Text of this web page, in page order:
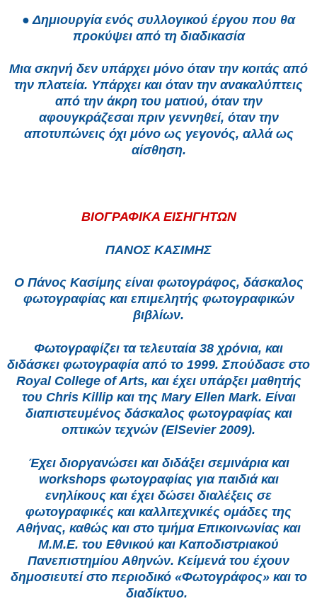
● Δημιουργία ενός συλλογικού έργου που θα
προκύψει από τη διαδικασία
Μια σκηνή δεν υπάρχει μόνο όταν την κοιτάς από
την πλατεία. Υπάρχει και όταν την ανακαλύπτεις
από την άκρη του ματιού, όταν την
αφουγκράζεσαι πριν γεννηθεί, όταν την
αποτυπώνεις όχι μόνο ως γεγονός, αλλά ως
αίσθηση.
ΒΙΟΓΡΑΦΙΚΑ ΕΙΣΗΓΗΤΩΝ
ΠΑΝΟΣ ΚΑΣΙΜΗΣ
O Πάνος Κασίμης είναι φωτογράφος, δάσκαλος
φωτογραφίας και επιμελητής φωτογραφικών
βιβλίων.
Φωτογραφίζει τα τελευταία 38 χρόνια, και
διδάσκει φωτογραφία από το 1999. Σπούδασε στο
Royal College of Arts, και έχει υπάρξει μαθητής
του Chris Killip και της Mary Ellen Mark. Είναι
διαπιστευμένος δάσκαλος φωτογραφίας και
οπτικών τεχνών (ElSevier 2009).
Έχει διοργανώσει και διδάξει σεμινάρια και
workshops φωτογραφίας για παιδιά και
ενηλίκους και έχει δώσει διαλέξεις σε
φωτογραφικές και καλλιτεχνικές ομάδες της
Αθήνας, καθώς και στο τμήμα Επικοινωνίας και
Μ.Μ.Ε. του Εθνικού και Καποδιστριακού
Πανεπιστημίου Αθηνών. Κείμενά του έχουν
δημοσιευτεί στο περιοδικό «Φωτογράφος» και το
διαδίκτυο.